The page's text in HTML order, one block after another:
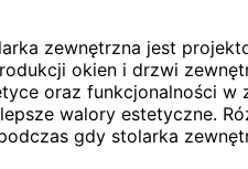
zewnętrzna jest
okien i drzwi
oraz funkcjonalności w
walory estetyczne.
gdy stolarka